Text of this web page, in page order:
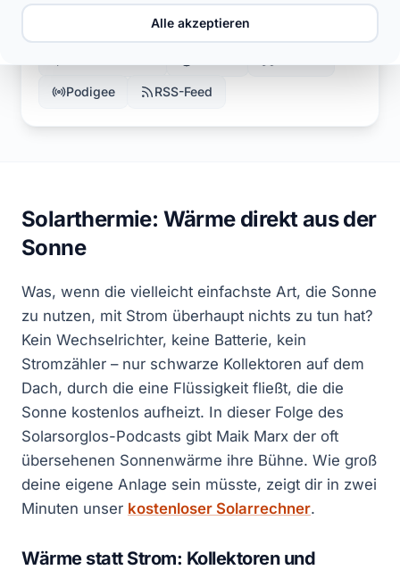
Apple Podcasts
Podigee RSS-Feed
Solarthermie: Wärme direkt aus der
Sonne
Was, wenn die vielleicht einfachste Art, die Sonne
zu nutzen, mit Strom überhaupt nichts zu tun hat?
Kein Wechselrichter, keine Batterie, kein
Stromzähler – nur schwarze Kollektoren auf dem
Dach, durch die eine Flüssigkeit fließt, die die
Sonne kostenlos aufheizt. In dieser Folge des
Solarsorglos-Podcasts gibt Maik Marx der oft
übersehenen Sonnenwärme ihre Bühne. Wie groß
deine eigene Anlage sein müsste, zeigt dir in zwei
Minuten unser kostenloser Solarrechner.
Wärme statt Strom: Kollektoren und
Alle akzeptieren